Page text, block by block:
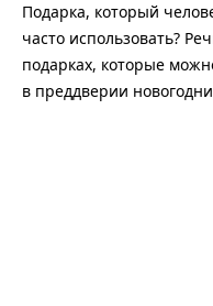
Подарка, который
часто использовать?
подарках, которые
в преддверии